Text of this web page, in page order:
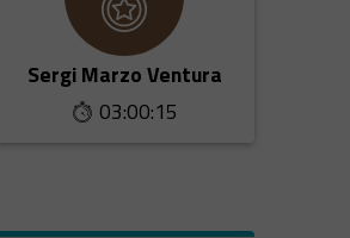
Sergi Marzo Ventura
03:00:15